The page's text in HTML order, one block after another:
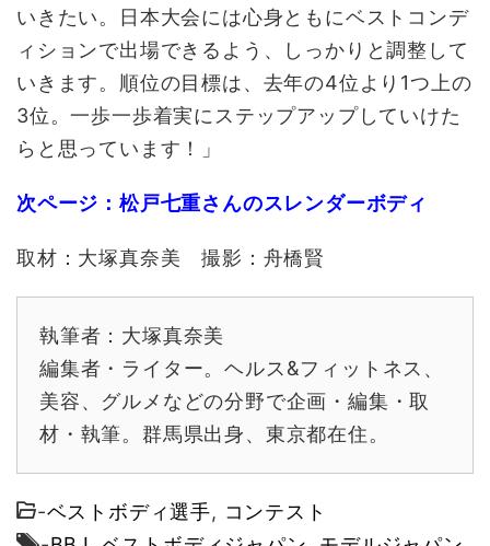
いきたい。日本大会には心身ともにベストコンデ
ィションで出場できるよう、しっかりと調整して
いきます。順位の目標は、去年の4位より1つ上の
3位。一歩一歩着実にステップアップしていけた
らと思っています！」
次ページ：松戸七重さんのスレンダーボディ
取材：大塚真奈美 撮影：舟橋賢
執筆者：大塚真奈美
編集者・ライター。ヘルス&フィットネス、
美容、グルメなどの分野で企画・編集・取
材・執筆。群馬県出身、東京都在住。
-ベストボディ選手, コンテスト